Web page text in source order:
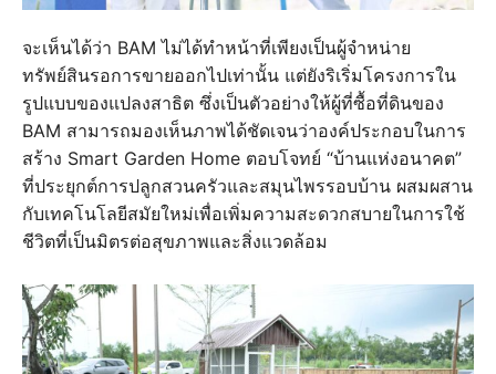
จะเห็นได้ว่า BAM ไม่ได้ทำหน้าที่เพียงเป็นผู้จำหน่าย
ทรัพย์สินรอการขายออกไปเท่านั้น แต่ยังริเริ่มโครงการใน
รูปแบบของแปลงสาธิต ซึ่งเป็นตัวอย่างให้ผู้ที่ซื้อที่ดินของ
BAM สามารถมองเห็นภาพได้ชัดเจนว่าองค์ประกอบในการ
สร้าง Smart Garden Home ตอบโจทย์ “บ้านแห่งอนาคต”
ที่ประยุกต์การปลูกสวนครัวและสมุนไพรรอบบ้าน ผสมผสาน
กับเทคโนโลยีสมัยใหม่เพื่อเพิ่มความสะดวกสบายในการใช้
ชีวิตที่เป็นมิตรต่อสุขภาพและสิ่งแวดล้อม